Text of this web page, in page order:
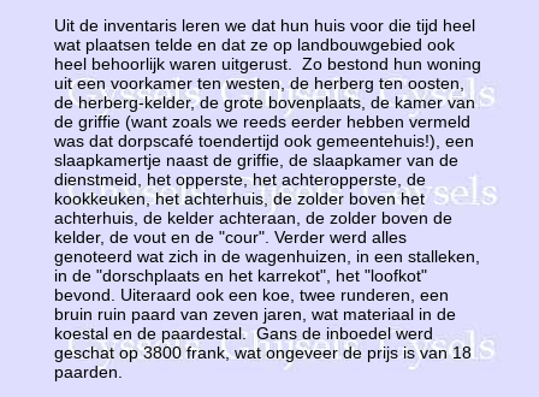
Uit de inventaris leren we dat hun huis voor die tijd heel
wat plaatsen telde en dat ze op landbouwgebied ook
heel behoorlijk waren uitgerust. Zo bestond hun woning
uit een voorkamer ten westen, de herberg ten oosten,
de herberg-kelder, de grote bovenplaats, de kamer van
de griffie (want zoals we reeds eerder hebben vermeld
was dat dorpscafé toendertijd ook gemeentehuis!), een
slaapkamertje naast de griffie, de slaapkamer van de
dienstmeid, het opperste, het achteropperste, de
kookkeuken, het achterhuis, de zolder boven het
achterhuis, de kelder achteraan, de zolder boven de
kelder, de vout en de "cour". Verder werd alles
genoteerd wat zich in de wagenhuizen, in een stalleken,
in de "dorschplaats en het karrekot", het "loofkot"
bevond. Uiteraard ook een koe, twee runderen, een
bruin ruin paard van zeven jaren, wat materiaal in de
koestal en de paardestal. Gans de inboedel werd
geschat op 3800 frank, wat ongeveer de prijs is van 18
paarden.